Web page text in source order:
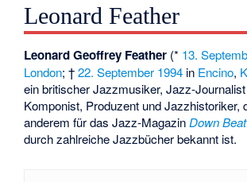
Leonard Feather
Leonard Geoffrey Feather (* 13.
London; †22. September 1994 in Encino,
ein britischer Jazzmusiker, Jazz-
Komponist, Produzent und Jazzhistoriker,
anderem für das Jazz-MagazinDown Beat
durch zahlreiche Jazzbücher bekannt ist.